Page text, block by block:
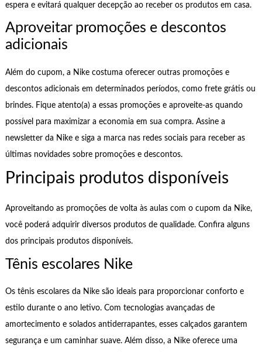
espera e evitará qualquer decepção ao receber os produtos em casa.
Aproveitar promoções e descontos
adicionais
Além do cupom, a Nike costuma oferecer outras promoções e
descontos adicionais em determinados períodos, como frete grátis ou
brindes. Fique atento(a) a essas promoções e aproveite-as quando
possível para maximizar a economia em sua compra. Assine a
newsletter da Nike e siga a marca nas redes sociais para receber as
últimas novidades sobre promoções e descontos.
Principais produtos disponíveis
Aproveitando as promoções de volta às aulas com o cupom da Nike,
você poderá adquirir diversos produtos de qualidade. Confira alguns
dos principais produtos disponíveis.
Tênis escolares Nike
Os tênis escolares da Nike são ideais para proporcionar conforto e
estilo durante o ano letivo. Com tecnologias avançadas de
amortecimento e solados antiderrapantes, esses calçados garantem
segurança e um caminhar suave. Além disso, a Nike oferece uma